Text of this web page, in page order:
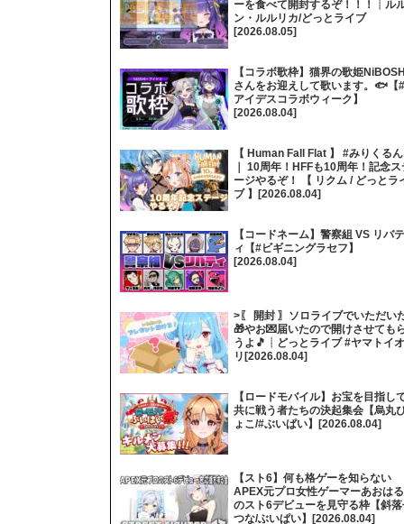
ーを食べて開封するぞ！！！┊ル
ン・ルルリカ/どっとライブ
[2026.08.05]
【コラボ歌枠】猫界の歌姫NiBOSHI
さんをお迎えして歌います。🐟【#
アイデスコラボウィーク】
[2026.08.04]
【 Human Fall Flat 】 #みりくるん
｜ 10周年！HFFも10周年！記念ス
ージやるぞ！ 【 リクム / どっとラ
ブ 】[2026.08.04]
【コードネーム】警察組 VS リバテ
ィ【#ビギニングラセフ】
[2026.08.04]
>〖 開封 〗ソロライブでいただい
🎁やお💌届いたので開けさせても
うよ🎵┊どっとライブ #ヤマトイオ
リ[2026.08.04]
【ロードモバイル】お宝を目指し
共に戦う者たちの決起集会【烏丸
ょこ/#ぶいぱい】[2026.08.04]
【スト6】何も格ゲーを知らない
APEX元プロ女性ゲーマーあおはる
のスト6デビューを見守る枠【斜
つな/ぶいぱい】[2026.08.04]